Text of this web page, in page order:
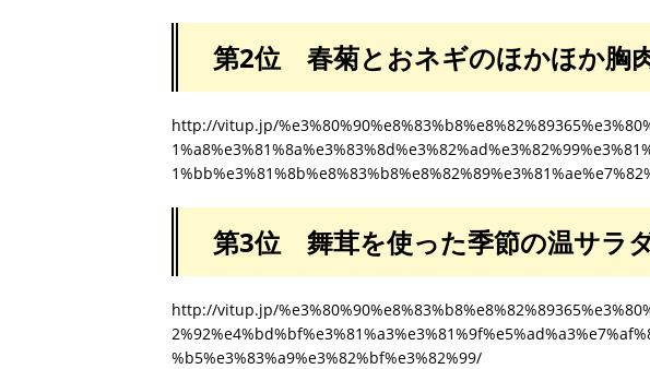
第2位 春菊とおネギのほかほか胸
http://vitup.jp/
第3位 舞茸を使った季節の温サラ
http://vitup.jp/
%b5%e3%83%a9%e3%82%bf%e3%82%99/